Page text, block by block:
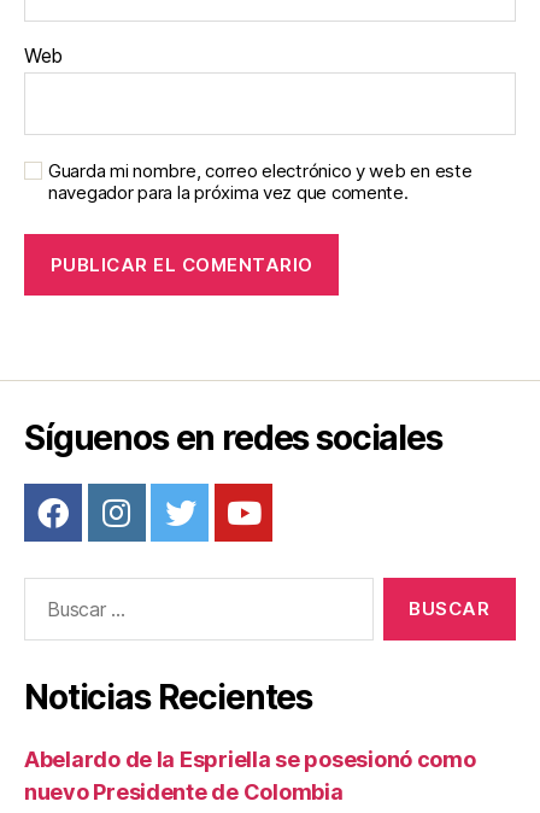
Web
Guarda mi nombre, correo electrónico y web en este
navegador para la próxima vez que comente.
Síguenos en redes sociales
Noticias Recientes
Abelardo de la Espriella se posesionó como
nuevo Presidente de Colombia